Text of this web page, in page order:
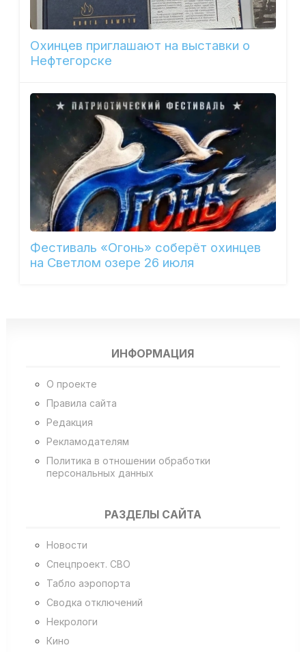
Охинцев приглашают на выставки о
Нефтегорске
Фестиваль «Огонь» соберёт охинцев
на Светлом озере 26 июля
ИНФОРМАЦИЯ
О проекте
Правила сайта
Редакция
Рекламодателям
Политика в отношении обработки
персональных данных
РАЗДЕЛЫ САЙТА
Новости
Спецпроект. СВО
Табло аэропорта
Сводка отключений
Некрологи
Кино